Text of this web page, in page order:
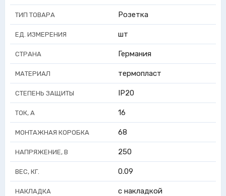
ТИП ТОВАРА Розетка
ЕД. ИЗМЕРЕНИЯ шт
СТРАНА Германия
МАТЕРИАЛ термопласт
СТЕПЕНЬ ЗАЩИТЫ IP20
ТОК, А 16
МОНТАЖНАЯ КОРОБКА 68
НАПРЯЖЕНИЕ, В 250
ВЕС, КГ. 0.09
НАКЛАДКА с накладкой